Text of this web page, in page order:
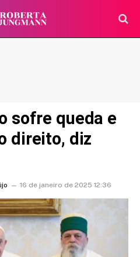
sofre queda e
direito, diz
16 de janeiro de 2025 12:36